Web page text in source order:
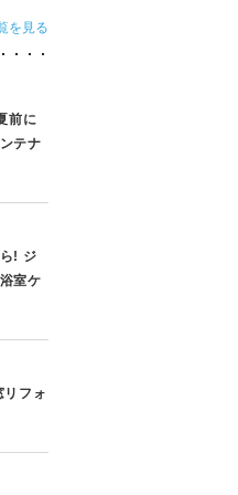
を見る
前に
テナ
! ジ
室ケ
フォ